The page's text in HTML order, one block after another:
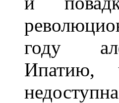
году
Ипатию,